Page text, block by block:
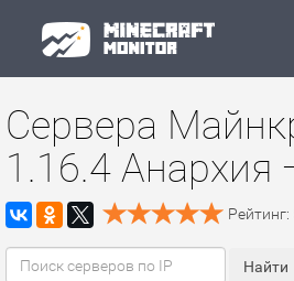
Сервера
1.16.4 Анархия
Рейтинг: